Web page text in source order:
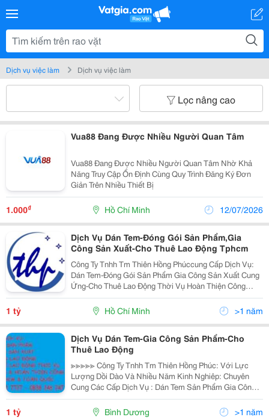
Dịch vụ việc làm Dịch vụ việc làm
Lọc nâng cao
Vua88 Đang Được Nhiều Người Quan Tâm
Vua88 Đang Được Nhiều Người Quan Tâm Nhờ Khả
Năng Truy Cập Ổn Định Cùng Quy Trình Đăng Ký Đơn
Giản Trên Nhiều Thiết Bị
1.000₫ Hồ Chí Minh 12/07/2026
Dịch Vụ Dán Tem-Đóng Gói Sản Phẩm,Gia
Công Sản Xuất-Cho Thuê Lao Động Tphcm
Công Ty Tnhh Tm Thiên Hồng Phúccung Cấp Dịch Vụ:
Dán Tem-Đóng Gói Sản Phẩm Gia Công Sản Xuất Cung
Ứng-Cho Thuê Lao Động Thời Vụ Hoàn Thiện Công
Trình Dân Dụng....tất Cả Các Ngành Nghề Khu Vực
Tphcm Và Toàn Quốc - Mst: 0312692370 - Địa Chỉ
1 tỷ Hồ Chí Minh >1 năm
Dịch Vụ Dán Tem-Gia Công Sản Phẩm-Cho
Thuê Lao Động
≫≫≫≫≫ Công Ty Tnhh Tm Thiên Hồng Phúc: Với Lực
Lượng Dồi Dào Và Nhiều Năm Kinh Nghiêp: Chuyên
Cung Các Cấp Dịch Vụ : Dán Tem Sản Phẩm Gia Công
Sản Phẩm Cho Thuê Lao Động Cung Cấp Lao Động Thời
Vụ Tất Cả Các Ngành Nghề Toàn
1 tỷ Bình Dương >1 năm